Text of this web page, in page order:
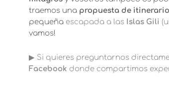
traemos una propuesta de
pequeña escapada a lasIslas Gili
vamos!
▶︎ Si quieres preguntarnos
Facebook donde compartimos